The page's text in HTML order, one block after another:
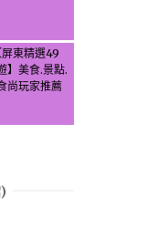
guide take
it all!
東精選49
】美食.景點.
尚玩家推薦